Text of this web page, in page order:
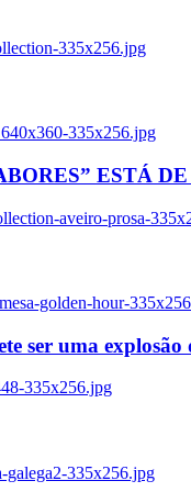
335x256.jpg
335x256.jpg
ESTÁ
aveiro-prosa-
golden-hour-
ser uma explosão
335x256.jpg
galega2-335x256.jpg